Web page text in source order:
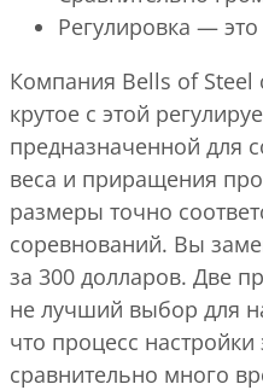
Регулировка —
Компания Bells of Steel
крутое с этой
предназначенной для
веса и приращения
размеры точно
соревнований. Вы
за 300 долларов. Две
не лучший выбор для
что процесс
сравнительно много